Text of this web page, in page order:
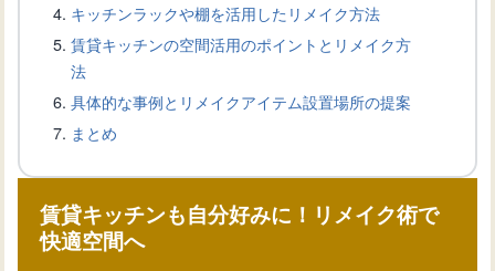
キッチンの壁にマグネットをつけた
い！設置方法と製品選びのコツ
キッチンラックや棚を活用したリメイク方法
賃貸キッチンの空間活用のポイントとリメイク方
法
具体的な事例とリメイクアイテム設置場所の提案
まとめ
賃貸キッチンも自分好みに！リメイク術で
快適空間へ